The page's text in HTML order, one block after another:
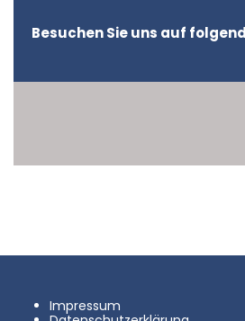
Besuchen Sie uns auf
Impressum